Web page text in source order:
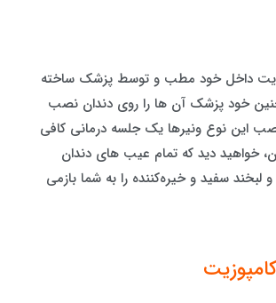
داخل خود مطب و توسط پزشک ساخته
خود پزشک آن ها را روی دندان نصب
این نوع ونیرها یک جلسه درمانی کافی
خواهید دید که تمام عیب های دندان
تان از بین رفته و لبخند سفید و خیره‎‌کننده‌ را به شما بازمی